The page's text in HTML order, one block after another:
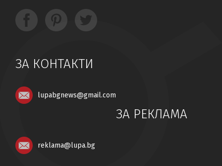
ЗА КОНТАКТИ
lupabgnews@gmail.com
ЗА РЕКЛАМА
reklama@lupa.bg